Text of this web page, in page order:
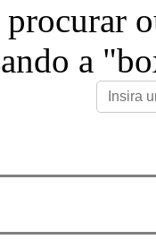
procurar
a